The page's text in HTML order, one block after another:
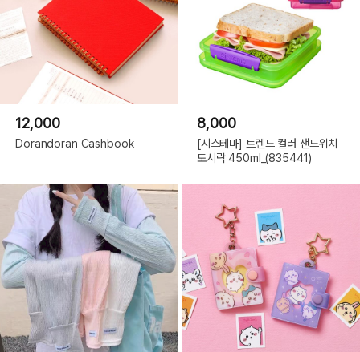
12,000
Dorandoran Cashbook
8,000
[시스테마] 트렌드 컬러 샌드위치
도시락 450ml_(835441)